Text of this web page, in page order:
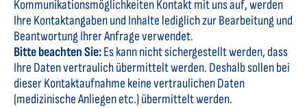
Kommunikationsmöglichkeiten Kontakt mit uns auf, werden
Ihre Kontaktangaben und Inhalte lediglich zur Bearbeitung und
Beantwortung Ihrer Anfrage verwendet.
Bitte beachten Sie:Es kann nicht sichergestellt werden, dass
Ihre Daten vertraulich übermittelt werden. Deshalb sollen bei
dieser Kontaktaufnahme keine vertraulichen Daten
(medizinische Anliegen etc.) übermittelt werden.